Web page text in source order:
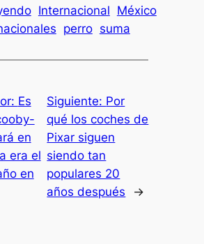
Internacional México
perro suma
Es
en
era el
en
Siguiente: Por
qué los coches de
Pixar siguen
siendo tan
populares 20
años después
→